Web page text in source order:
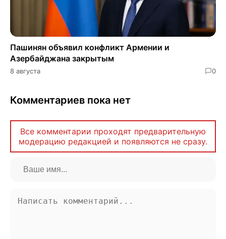
Пашинян объявил конфликт Армении и
Азербайджана закрытым
8 августа 0
Комментариев пока нет
Все комментарии проходят предварительную
модерацию редакцией и появляются не сразу.